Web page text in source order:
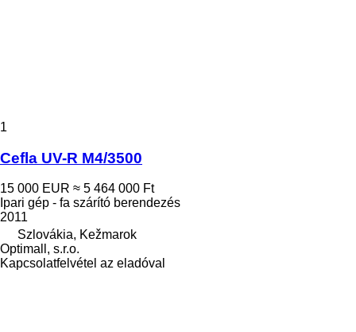
1
Cefla UV-R M4/3500
15 000 EUR ≈ 5 464 000 Ft
Ipari gép - fa szárító berendezés
2011
Szlovákia, Kežmarok
Optimall, s.r.o.
Kapcsolatfelvétel az eladóval